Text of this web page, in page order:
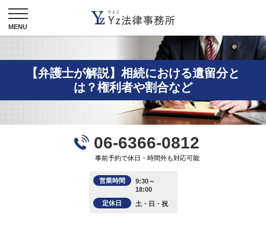
【弁護士が解説】相続における遺留分と
は？権利者や割合など
06-6366-0812
事前予約で休日・時間外も対応可能
営業時間
9:30～
18:00
定休日
土・日・祝